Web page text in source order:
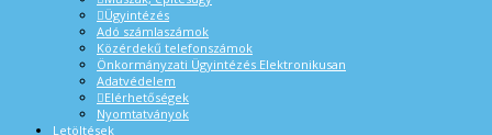
Ügyintézés
Adó számlaszámok
Közérdekű telefonszámok
Önkormányzati Ügyintézés Elektronikusan
Adatvédelem
Elérhetőségek
Nyomtatványok
Letöltések